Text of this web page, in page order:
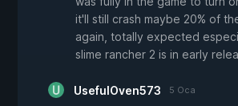
it'll still crash maybe 20% of
again, totally expected
slime rancher 2 is in early
UsefulOven573 5 Oca